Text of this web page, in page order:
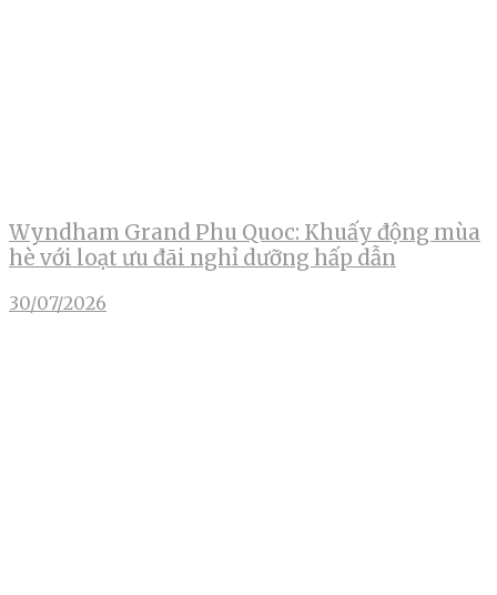
Wyndham Grand Phu Quoc: Khuấy động mùa
hè với loạt ưu đãi nghỉ dưỡng hấp dẫn
30/07/2026